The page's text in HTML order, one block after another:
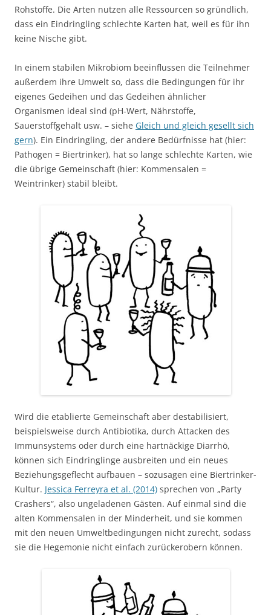
Rohstoffe. Die Arten nutzen alle Ressourcen so gründlich,
dass ein Eindringling schlechte Karten hat, weil es für ihn
keine Nische gibt.
In einem stabilen Mikrobiom beeinflussen die Teilnehmer
außerdem ihre Umwelt so, dass die Bedingungen für ihr
eigenes Gedeihen und das Gedeihen ähnlicher
Organismen ideal sind (pH-Wert, Nährstoffe,
Sauerstoffgehalt usw. – siehe Gleich und gleich gesellt sich
gern). Ein Eindringling, der andere Bedürfnisse hat (hier:
Pathogen = Biertrinker), hat so lange schlechte Karten, wie
die übrige Gemeinschaft (hier: Kommensalen =
Weintrinker) stabil bleibt.
Wird die etablierte Gemeinschaft aber destabilisiert,
beispielsweise durch Antibiotika, durch Attacken des
Immunsystems oder durch eine hartnäckige Diarrhö,
können sich Eindringlinge ausbreiten und ein neues
Beziehungsgeflecht aufbauen – sozusagen eine Biertrinker-
Kultur. Jessica Ferreyra et al. (2014) sprechen von „Party
Crashers“, also ungeladenen Gästen. Auf einmal sind die
alten Kommensalen in der Minderheit, und sie kommen
mit den neuen Umweltbedingungen nicht zurecht, sodass
sie die Hegemonie nicht einfach zurückerobern können.